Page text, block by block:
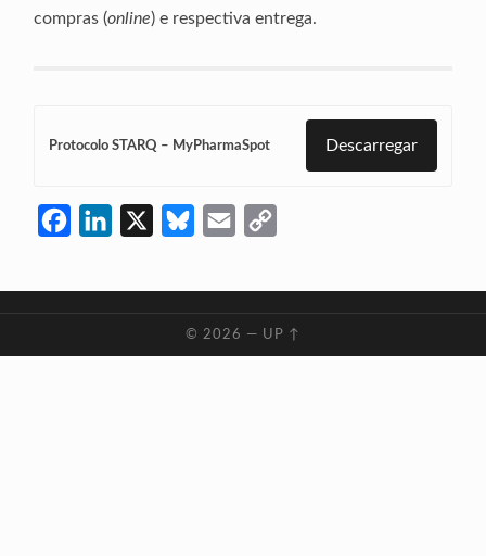
compras (online) e respectiva entrega.
Protocolo STARQ – MyPharmaSpot Descarregar
FacebookLinkedIn BlueskyEmail
© 2026 — UP ↑